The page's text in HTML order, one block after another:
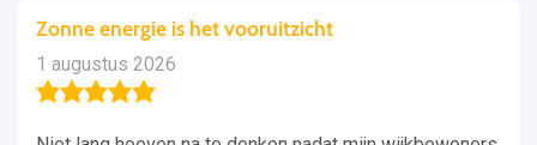
Zonne energie is het vooruitzicht
1 augustus 2026